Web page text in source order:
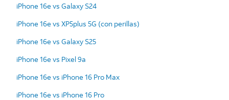
iPhone 16e vs Galaxy S24
iPhone 16e vs XP5plus 5G (con perillas)
iPhone 16e vs Galaxy S25
iPhone 16e vs Pixel 9a
iPhone 16e vs iPhone 16 Pro Max
iPhone 16e vs iPhone 16 Pro